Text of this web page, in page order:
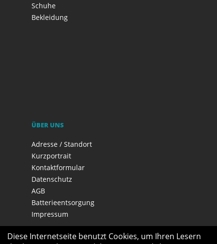
Schuhe
Bekleidung
ÜBER UNS
Adresse / Standort
Kurzportrait
Kontaktformular
Datenschutz
AGB
Batterieentsorgung
Impressum
Diese Internetseite benutzt Cookies, um Ihren Lesern